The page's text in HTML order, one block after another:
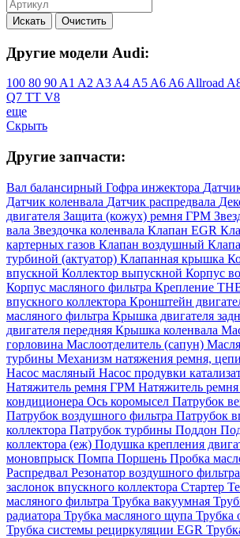
Искать Очистить
Другие модели Audi:
100 80 90 A1 A2 A3 A4 A5 A6 A6 Allroad
Q7 TT V8
еще
Скрыть
Другие запчасти:
Вал балансирный Гофра инжектора
Датчик коленвала Датчик распредвала
двигателя Защита (кожух) ремня ГРМ
вала Звездочка коленвала Клапан EGR
картерных газов Клапан воздушный
турбиной (актуатор) Клапанная крышка
впускной Коллектор выпускной Корпус
Корпус масляного фильтра Крепление
впускного коллектора Кронштейн
масляного фильтра Крышка двигателя
двигателя передняя Крышка коленвала
горловина Маслоотделитель (сапун)
турбины Механизм натяжения ремня, цепи
Насос масляный Насос продувки
Натяжитель ремня ГРМ Натяжитель ремня
кондиционера Ось коромысел Патрубок
Патрубок воздушного фильтра Патрубок
коллектора Патрубок турбины Поддон
коллектора (еж) Подушка крепления
моновпрыск Помпа Поршень Пробка
Распредвал Резонатор воздушного фильтра
заслонок впускного коллектора Стартер
масляного фильтра Трубка вакуумная
радиатора Трубка масляного щупа Трубка
Трубка системы рециркуляции EGR